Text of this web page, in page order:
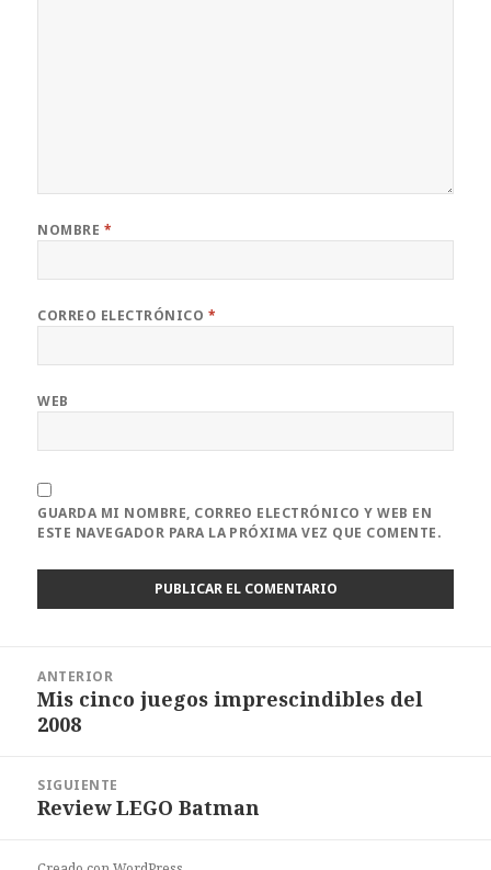
NOMBRE *
CORREO ELECTRÓNICO *
WEB
GUARDA MI NOMBRE, CORREO ELECTRÓNICO Y WEB EN
ESTE NAVEGADOR PARA LA PRÓXIMA VEZ QUE COMENTE.
entradas
ANTERIOR
Entrada
anterior:
Mis cinco juegos imprescindibles del
2008
SIGUIENTE
Entrada
Review LEGO Batman